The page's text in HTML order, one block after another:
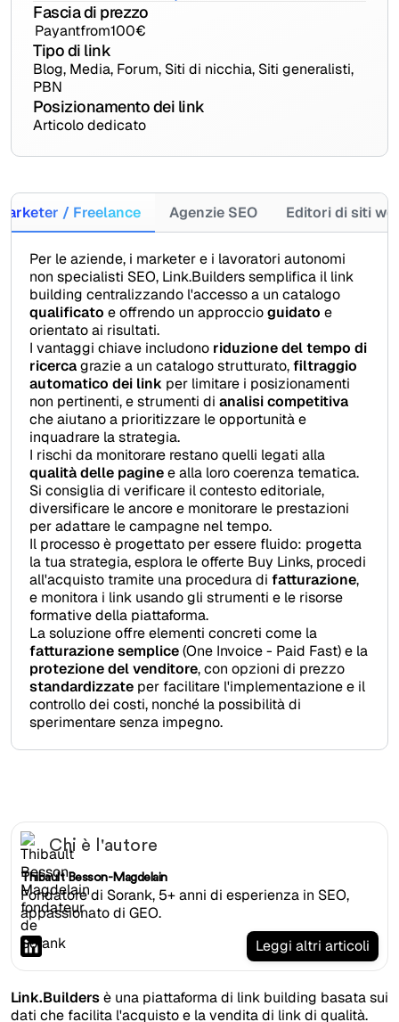
Fascia di prezzo
Payantfrom100€
Tipo di link
Blog, Media, Forum, Siti di nicchia, Siti generalisti,
PBN
Posizionamento dei link
Articolo dedicato
/ Freelance Agenzie SEO Editori di siti
Per le aziende, i marketer e i lavoratori autonomi
non specialisti SEO, Link.Builders semplifica il link
building centralizzando l'accesso a un catalogo
qualificato e offrendo un approccioguidato e
orientato ai risultati.
I vantaggi chiave includono riduzione del tempo di
ricercagrazie a un catalogo strutturato,filtraggio
automatico dei link per limitare i posizionamenti
non pertinenti, e strumenti di analisi competitiva
che aiutano a prioritizzare le opportunità e
inquadrare la strategia.
I rischi da monitorare restano quelli legati alla
qualità delle paginee alla loro coerenza tematica.
Si consiglia di verificare il contesto editoriale,
diversificare le ancore e monitorare le prestazioni
per adattare le campagne nel tempo.
Il processo è progettato per essere fluido: progetta
la tua strategia, esplora le offerte Buy Links, procedi
all'acquisto tramite una procedura di fatturazione,
e monitora i link usando gli strumenti e le risorse
formative della piattaforma.
La soluzione offre elementi concreti come la
fatturazione semplice(One Invoice - Paid Fast) e la
protezione del venditore, con opzioni di prezzo
standardizzate per facilitare l'implementazione e il
controllo dei costi, nonché la possibilità di
sperimentare senza impegno.
Chi è l'autore
Thibault Besson-Magdelain
Fondatore di Sorank, 5+ anni di esperienza in SEO,
appassionato di GEO.
Leggi altri articoli
Link.Buildersè una piattaforma di link building basata sui
dati che facilita l'acquisto e la vendita di link di qualità.